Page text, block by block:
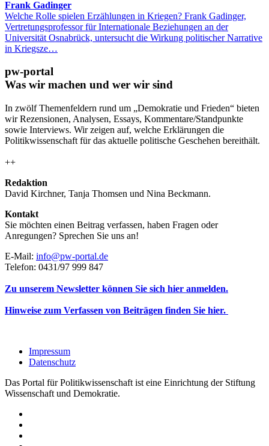
Frank Gadinger
Welche Rolle spielen Erzählungen in Kriegen? Frank Gadinger,
Vertretungsprofessor für Internationale Beziehungen an der
Universität Osnabrück, untersucht die Wirkung politischer Narrative
in Kriegsze…
pw-portal
Was wir machen und wer wir sind
In zwölf Themenfeldern rund um „Demokratie und Frieden“ bieten
wir Rezensionen, Analysen, Essays, Kommentare/Standpunkte
sowie Interviews. Wir zeigen auf, welche Erklärungen die
Politikwissenschaft für das aktuelle politische Geschehen bereithält.
++
Redaktion
David Kirchner, Tanja Thomsen und Nina Beckmann.
Kontakt
Sie möchten einen Beitrag verfassen, haben Fragen oder
Anregungen? Sprechen Sie uns an!
E-Mail: info@pw-portal.de
Telefon: 0431/97 999 847
Zu unserem Newsletter können Sie sich hier anmelden.
Hinweise zum Verfassen von Beiträgen finden Sie hier.
Impressum
Datenschutz
Das Portal für Politikwissenschaft ist eine Einrichtung der Stiftung
Wissenschaft und Demokratie.